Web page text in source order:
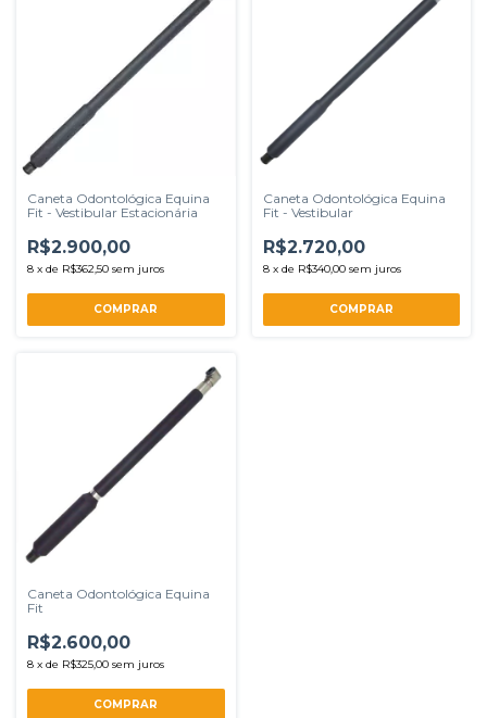
Caneta Odontológica Equina
Fit - Vestibular Estacionária
R$2.900,00
8 x de R$362,50 sem juros
Caneta Odontológica Equina
Fit - Vestibular
R$2.720,00
8 x de R$340,00 sem juros
Caneta Odontológica Equina
Fit
R$2.600,00
8 x de R$325,00 sem juros